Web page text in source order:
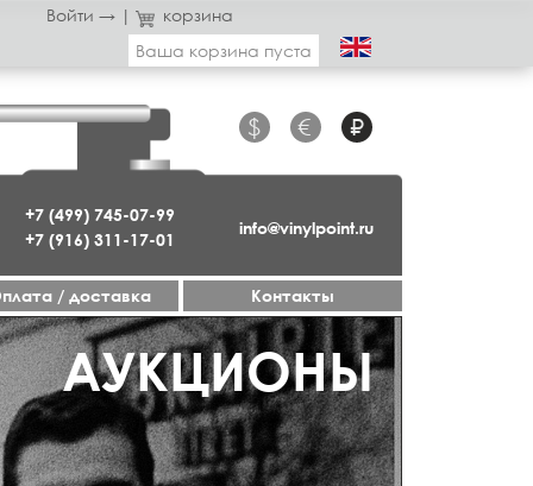
Войти → |
корзина
Ваша корзина пуста
+7 (499) 745-07-99
+7 (916) 311-17-01
$ € ₽
info@vinylpoint.ru
/ доставка Контакты
ОТКРЫТ
АУКЦИОНЫ